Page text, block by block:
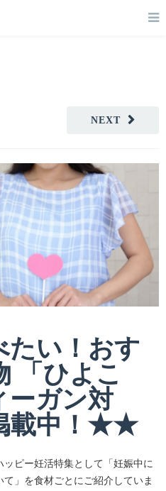
NEXT
たい！おす
「ひよこ
ガン対
載中！★★
ピー妊活特集として「妊娠中に
」を食材ごとにご紹介していま